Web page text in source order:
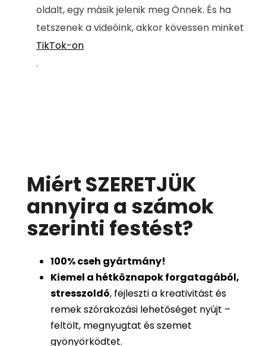
oldalt, egy másik jelenik meg Önnek. És ha
tetszenek a videóink, akkor kövessen minket
TikTok-on
.
Miért SZERETJÜK
annyira a számok
szerinti festést?
100%cseh gyártmány!
Kiemel a hétköznapok forgatagából,
stresszoldó, fejleszti a kreativitást és
remek szórakozási lehetőséget nyújt –
feltölt, megnyugtat és szemet
gyönyörködtet.